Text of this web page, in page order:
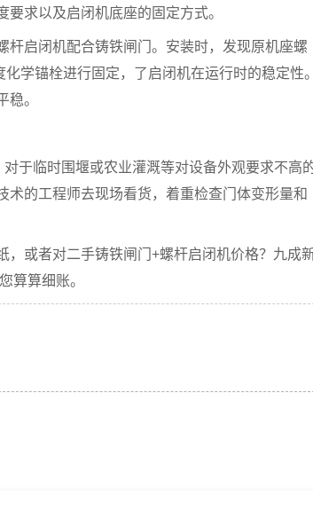
求以及启闭机底座的固定方式。
杆启闭机配合铸铁闸门。安装时，发现原机座螺
学锚栓进行固定，了启闭机在运行时的稳定性。
。
于临时围堰或农业灌溉等对设备外观要求不高
的工程师去现场看货，着重检查门体变形量和
，或者对二手铸铁闸门+螺杆启闭机价格？九成
算算细账。